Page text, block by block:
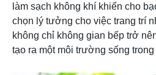
làm sạch không khí khiến cho
chọn lý tưởng cho việc trang trí
không chỉ không gian bếp trở
tạo ra một môi trường sống